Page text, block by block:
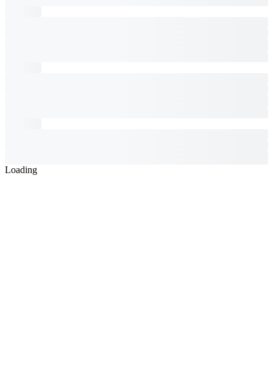
Loading